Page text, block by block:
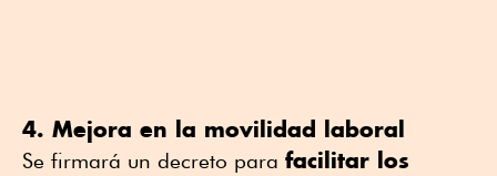
4. Mejora en la movilidad laboral
Se firmará un decreto para facilitar los